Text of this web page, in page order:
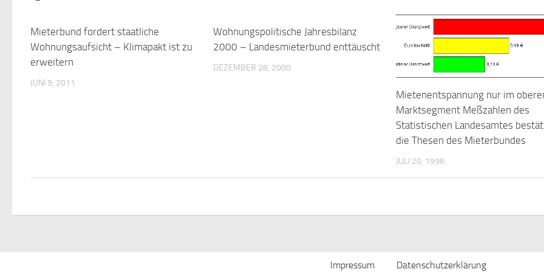
Mieterbund fordert staatliche
Wohnungsaufsicht – Klimapakt ist zu
erweitern
JUNI 9, 2011
Wohnungspolitische Jahresbilanz
2000 – Landesmieterbund enttäuscht
DEZEMBER 28, 2000
Mietenentspannung nur im
Marktsegment Meßzahlen des
Statistischen Landesamtes
die Thesen des Mieterbundes
JULI 20, 1998
Impressum Datenschutzerklärung